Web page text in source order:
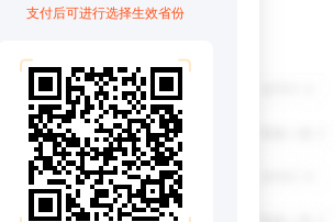
支付后可进行选择生效省份